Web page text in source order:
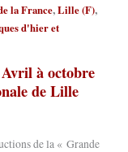
la France,Lille (F),
d'hier et
à octobre
de Lille
de la « Grande